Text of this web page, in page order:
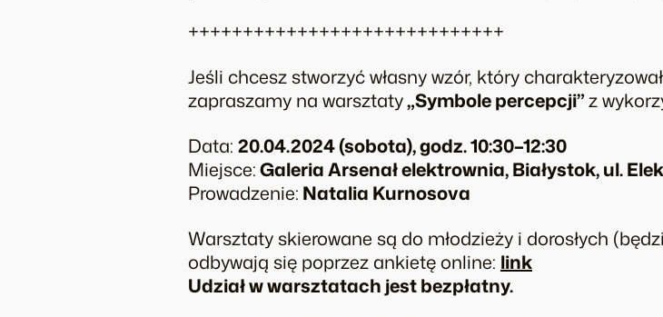
+++++++++++++++++++++++++++++
Jeśli chcesz stworzyć własny wzór, który
zapraszamy na warsztaty„Symbole percepcji”z
Data: 20.04.2024 (sobota), godz. 10:30–12:30
Miejsce:Galeria Arsenał elektrownia, Białystok, ul.
Prowadzenie: Natalia Kurnosova
Warsztaty skierowane są do młodzieży i dorosłych
odbywają się poprzez ankietę online: link
Udział w warsztatach jest bezpłatny.